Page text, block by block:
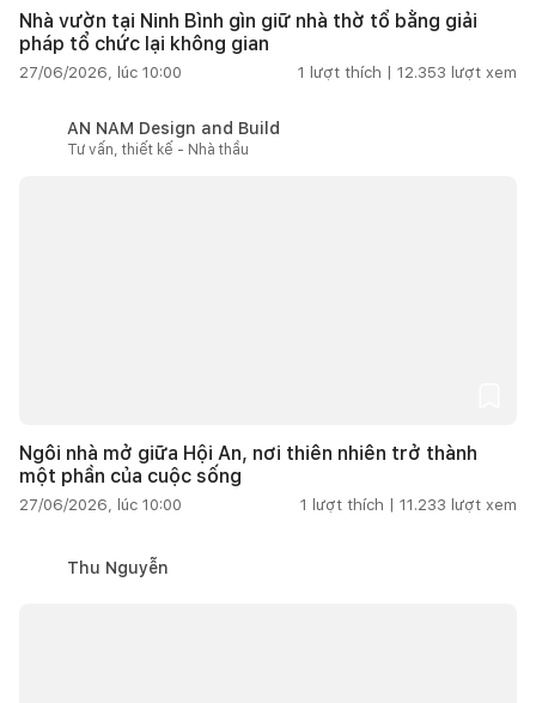
Nhà vườn tại Ninh Bình gìn giữ nhà thờ tổ bằng giải
pháp tổ chức lại không gian
27/06/2026, lúc 10:00 1 lượt thích | 12.353 lượt xem
AN NAM Design and Build
Tư vấn, thiết kế - Nhà thầu
Ngôi nhà mở giữa Hội An, nơi thiên nhiên trở thành
một phần của cuộc sống
27/06/2026, lúc 10:00 1 lượt thích | 11.233 lượt xem
Thu Nguyễn